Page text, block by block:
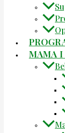
MAMA I